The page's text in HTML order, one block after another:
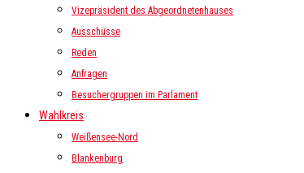
Vizepräsident des Abgeordnetenhauses
Ausschüsse
Reden
Anfragen
Besuchergruppen im Parlament
Wahlkreis
Weißensee-Nord
Blankenburg